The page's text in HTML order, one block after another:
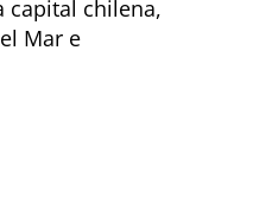
capital chilena,
Mar e